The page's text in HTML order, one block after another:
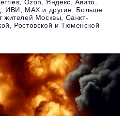
Ozon, Яндекс, Авито,
ИВИ, MAX и другие. Больше
жителей Москвы, Санкт-
Ростовской и Тюменской